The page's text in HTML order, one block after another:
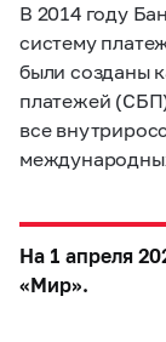
В 2014 году
систему
были созданы
платежей
все
На 1 апреля
«Мир».